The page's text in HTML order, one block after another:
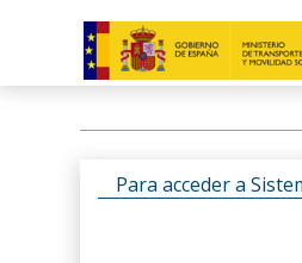
Para acceder a